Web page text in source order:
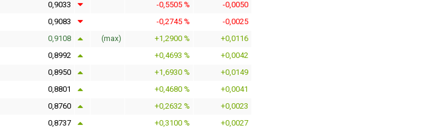
0,9033 -0,5505 %
-0,0050
0,9083 -0,2745 %
-0,0025
0,9108 (max) +1,2900 %
+0,0116
0,8992 +0,4693 %
+0,0042
0,8950 +1,6930 %
+0,0149
0,8801 +0,4680 %
+0,0041
0,8760 +0,2632 %
+0,0023
0,8737 +0,3100 %
+0,0027